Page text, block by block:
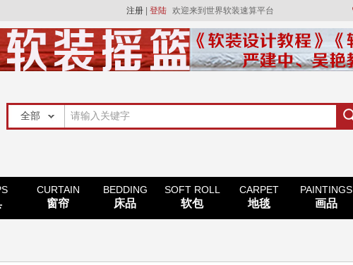
注册 登陆 欢迎来到世界软装速算平台
CURTAIN
窗帘
BEDDING
床品
SOFT ROLL
软包
CARPET
地毯
PAINTINGS
画品